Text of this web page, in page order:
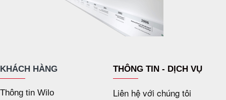
KHÁCH HÀNG
Thông tin Wilo
THÔNG TIN - DỊCH VỤ
Liên hệ với chúng tôi